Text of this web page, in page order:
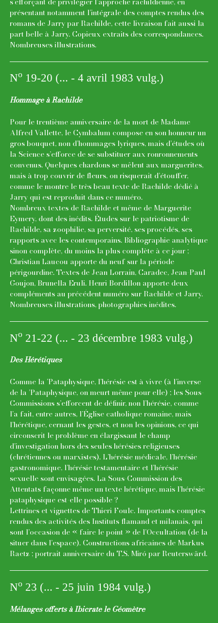
présentant notamment l’intégrale des comptes rendus des
romans de Jarry par Rachilde, cette livraison fait aussi la
part belle à Jarry. Copieux extraits des correspondances.
Nombreuses illustrations.
No 19-20 (... - 4 avril 1983 vulg.)
Hommage à Rachilde
Pour le trentième anniversaire de la mort de Madame
Alfred Vallette, le Cymbalum compose en son honneur un
gros bouquet, non d’hommages lyriques, mais d’études où
la Science s’efforce de se substituer aux ronronnements
convenus. Quelques chardons se mêlent aux marguerites,
mais à trop couvrir de fleurs, on risquerait d’étouffer,
comme le montre le très beau texte de Rachilde dédié à
Jarry qui est reproduit dans ce numéro.
Nombreux textes de Rachilde et même de Marguerite
Eymery, dont des inédits. Études sur le patriotisme de
Rachilde, sa zoophilie, sa perversité, ses procédés, ses
rapports avec les contemporains. Bibliographie analytique
sinon complète, du moins la plus complète à ce jour ;
Christian Laucou apporte du neuf sur la période
périgourdine. Textes de Jean Lorrain, Caradec, Jean-Paul
Goujon, Brunella Eruli. Henri Bordillon apporte deux
compléments au précédent numéro sur Rachilde et Jarry.
Nombreuses illustrations, photographies inédites.
No 21-22 (... - 23 décembre 1983 vulg.)
Des Hérétiques
Comme la ’Pataphysique, l’hérésie est à vivre (à l’inverse
de la ’Pataphysique, on meurt même pour elle) ; les Sous-
Commissions s’efforcent de définir, non l’hérésie, comme
l’a fait, entre autres, l’Église catholique romaine, mais
l’hérétique, cernant les gestes, et non les opinions, ce qui
circonscrit le problème en élargissant le champ
d’investigation hors des seules hérésies religieuses
(chrétiennes ou marxistes). L’hérésie médicale, l’hérésie
gastronomique, l’hérésie testamentaire et l’hérésie
sexuelle sont envisagées. La Sous-Commission des
Attentats façonne même un texte hérétique, mais l’hérésie
pataphysique est-elle possible ?
Lettrines et vignettes de Thieri Foulc. Importants comptes
rendus des activités des Instituts flamand et milanais, qui
sont l’occasion de « faire le point » de l’Occultation (de la
situer dans l’espace). Constructions africaines de Markus
Raetz ; portrait anniversaire du T.S. Miró par Reuterswärd.
No 23 (... - 25 juin 1984 vulg.)
Mélanges offerts à Ibicrate le Géomètre